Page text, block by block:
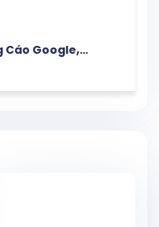
Cáo Google,
Marketing Hiệu